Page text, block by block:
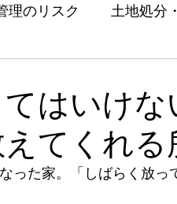
理のリスク 土地処分
はいけ
てくれる
った家。「しばらく放